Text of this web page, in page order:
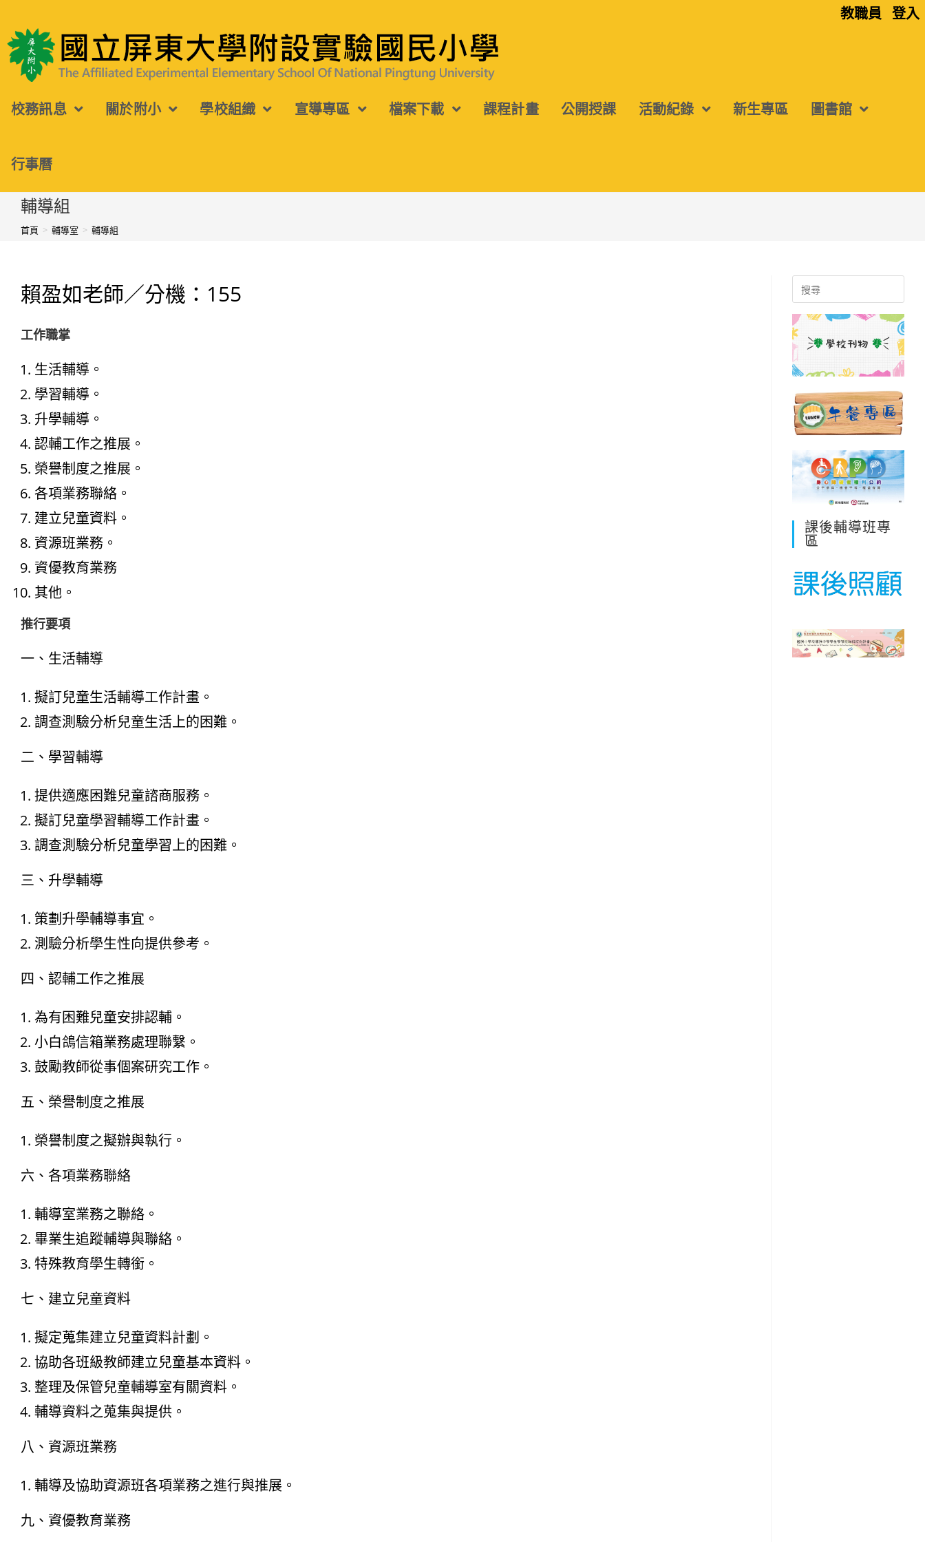
轉
至
要
容
教職員 登入
國立屏東大學附設實驗國民小學
校務訊息 關於附小 學校組織 宣導專區 檔案下載 課程計畫 公開授課 活動紀錄 新生專區 圖書館
行事曆
輔導組
首頁 > 輔導室 > 輔導組
賴盈如老師／分機：155
工作職掌
生活輔導。
學習輔導。
升學輔導。
認輔工作之推展。
榮譽制度之推展。
各項業務聯絡。
建立兒童資料。
資源班業務。
資優教育業務
其他。
推行要項
一、生活輔導
擬訂兒童生活輔導工作計畫。
調查測驗分析兒童生活上的困難。
二、學習輔導
提供適應困難兒童諮商服務。
擬訂兒童學習輔導工作計畫。
調查測驗分析兒童學習上的困難。
三、升學輔導
策劃升學輔導事宜。
測驗分析學生性向提供參考。
四、認輔工作之推展
為有困難兒童安排認輔。
小白鴿信箱業務處理聯繫。
鼓勵教師從事個案研究工作。
五、榮譽制度之推展
榮譽制度之擬辦與執行。
六、各項業務聯絡
輔導室業務之聯絡。
畢業生追蹤輔導與聯絡。
特殊教育學生轉銜。
七、建立兒童資料
擬定蒐集建立兒童資料計劃。
協助各班級教師建立兒童基本資料。
整理及保管兒童輔導室有關資料。
輔導資料之蒐集與提供。
八、資源班業務
輔導及協助資源班各項業務之進行與推展。
九、資優教育業務
Search
for:
課後輔導班專
區